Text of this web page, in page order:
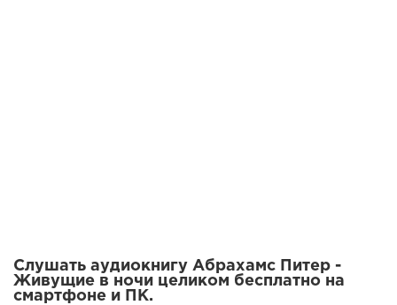
Слушать аудиокнигу Абрахамс Питер -
Живущие в ночи целиком бесплатно на
смартфоне и ПК.